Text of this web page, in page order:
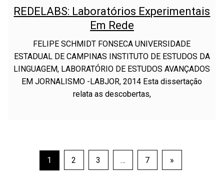
REDELABS: Laboratórios Experimentais
Em Rede
FELIPE SCHMIDT FONSECA UNIVERSIDADE
ESTADUAL DE CAMPINAS INSTITUTO DE ESTUDOS DA
LINGUAGEM, LABORATÓRIO DE ESTUDOS AVANÇADOS
EM JORNALISMO -LABJOR, 2014 Esta dissertação
relata as descobertas,
pagination
1 2 3 … 7 »